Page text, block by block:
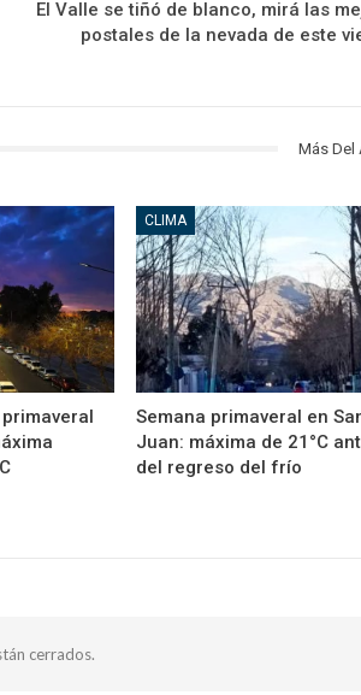
El Valle se tiñó de blanco, mirá las
postales de la nevada de este
Más Del
CLIMA
Semana primaveral en
Juan: máxima de 21°C
del regreso del frío
cerrados.